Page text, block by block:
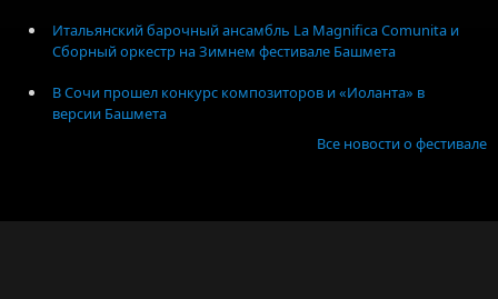
Итальянский барочный ансамбль La Magnifica Comunita и
Сборный оркестр на Зимнем фестивале Башмета
В Сочи прошел конкурс композиторов и «Иоланта» в
версии Башмета
Все новости о фестивале